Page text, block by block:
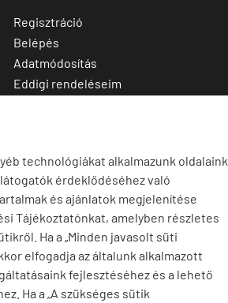
technológiákat alkalmazunk oldalaink
érdeklődéséhez való
és ajánlatok megjelenítése
Tájékoztatónkat, amelyben részletes
Ha a „Minden javasolt süti
elfogadja az általunk alkalmazott
fejlesztéséhez és a lehető
Ha a „A szükséges sütik
Regisztráció
Belépés
Adatmódosítás
Eddigi rendeléseim